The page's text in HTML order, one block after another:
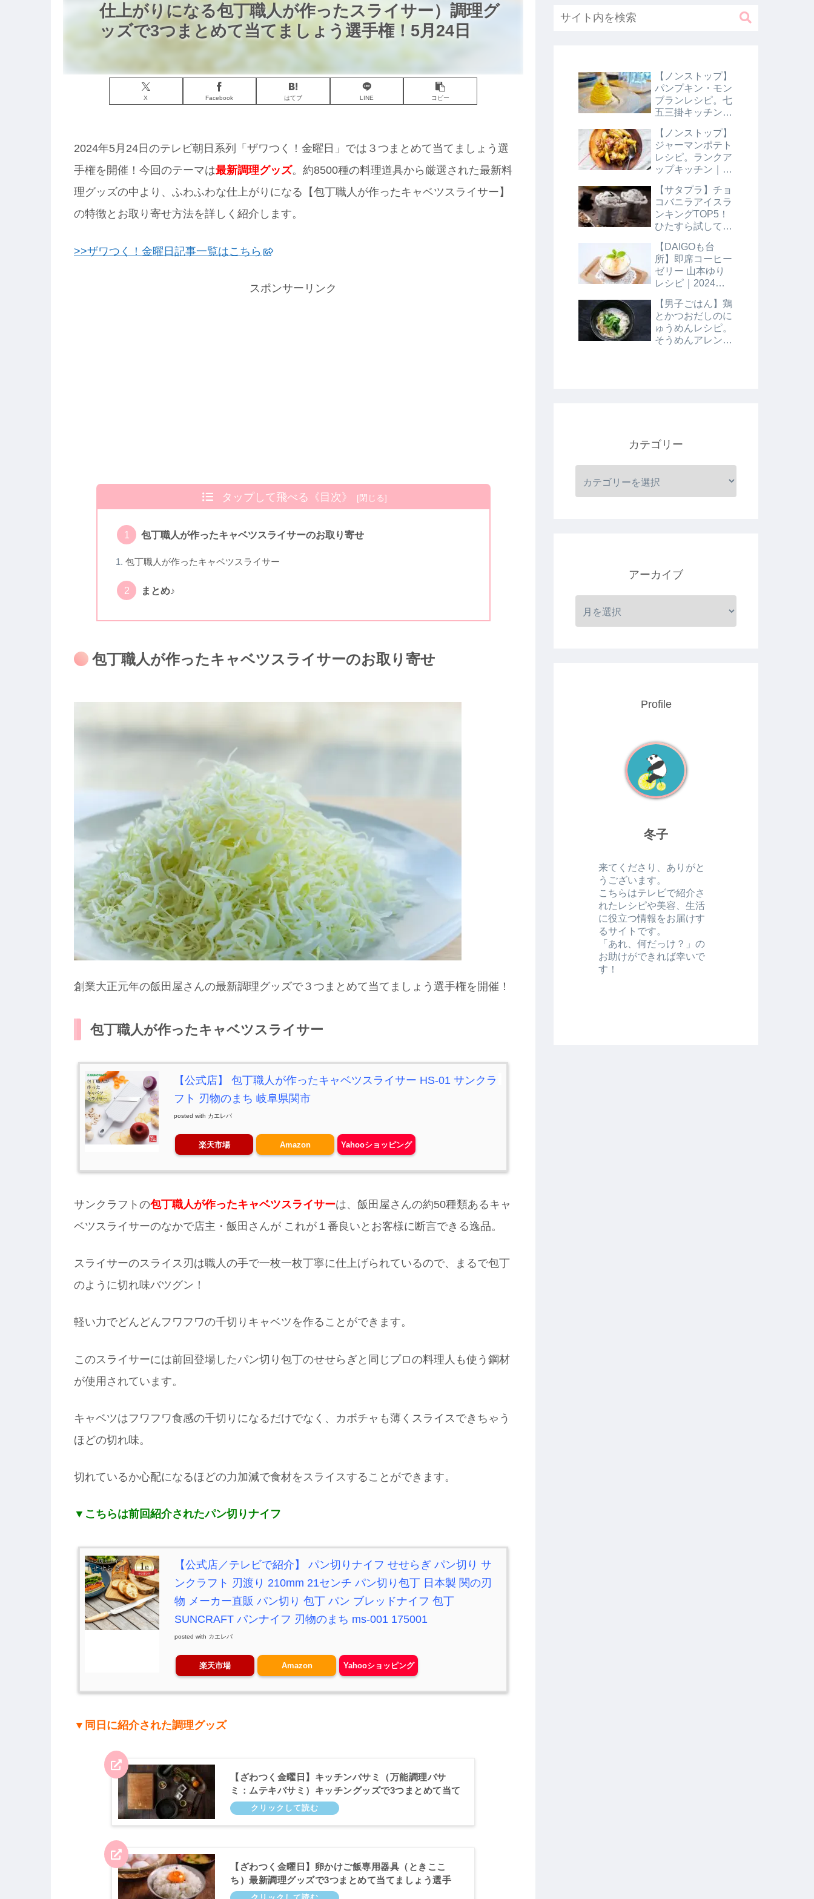
仕上がりになる包丁職人が作ったスライサー）調理グ
ッズで3つまとめて当てましょう選手権！5月24日
X Facebook はてブ LINE コピー
2024年5月24日のテレビ朝日系列「ザワつく！金曜日」では３つまとめて当てましょう選
手権を開催！今回のテーマは最新調理グッズ。約8500種の料理道具から厳選された最新料
理グッズの中より、ふわふわな仕上がりになる【包丁職人が作ったキャベツスライサー】
の特徴とお取り寄せ方法を詳しく紹介します。
>>ザワつく！金曜日記事一覧はこちら
スポンサーリンク
タップして飛べる《目次》
包丁職人が作ったキャベツスライサーのお取り寄せ
包丁職人が作ったキャベツスライサー
まとめ♪
包丁職人が作ったキャベツスライサーのお取り寄せ
創業大正元年の飯田屋さんの最新調理グッズで３つまとめて当てましょう選手権を開催！
包丁職人が作ったキャベツスライサー
【公式店】 包丁職人が作ったキャベツスライサー HS-01 サンクラ
フト 刃物のまち 岐阜県関市
posted with カエレバ
楽天市場 Amazon Yahooショッピング
サンクラフトの包丁職人が作ったキャベツスライサーは、飯田屋さんの約50種類あるキャ
ベツスライサーのなかで店主・飯田さんが これが１番良いとお客様に断言できる逸品。
スライサーのスライス刃は職人の手で一枚一枚丁寧に仕上げられているので、まるで包丁
のように切れ味バツグン！
軽い力でどんどんフワフワの千切りキャベツを作ることができます。
このスライサーには前回登場したパン切り包丁のせせらぎと同じプロの料理人も使う鋼材
が使用されています。
キャベツはフワフワ食感の千切りになるだけでなく、カボチャも薄くスライスできちゃう
ほどの切れ味。
切れているか心配になるほどの力加減で食材をスライスすることができます。
▼こちらは前回紹介されたパン切りナイフ
【公式店／テレビで紹介】 パン切りナイフ せせらぎ パン切り サ
ンクラフト 刃渡り 210mm 21センチ パン切り包丁 日本製 関の刃
物 メーカー直販 パン切り 包丁 パン ブレッドナイフ 包丁
SUNCRAFT パンナイフ 刃物のまち ms-001 175001
posted with カエレバ
楽天市場 Amazon Yahooショッピング
▼同日に紹介された調理グッズ
【ざわつく金曜日】キッチンバサミ（万能調理バサ
ミ：ムテキバサミ）キッチングッズで3つまとめて当て
ましょう選手権！5月24日
【ざわつく金曜日】卵かけご飯専用器具（ときここ
ち）最新調理グッズで3つまとめて当てましょう選手
権！5月24日
【ノンストップ】
パンプキン・モン
ブランレシピ。七
五三掛キッチン｜
【ノンストップ】
ジャーマンポテト
レシピ。ランクア
ップキッチン｜10
【サタプラ】チョ
コバニラアイスラ
ンキングTOP5！
ひたすら試してラ
日【サタデープラ
ス】
【DAIGOも台
所】即席コーヒー
ゼリー 山本ゆり
レシピ｜2024年8
【男子ごはん】鶏
とかつおだしのに
ゅうめんレシピ。
そうめんアレンジ
カテゴリー
アーカイブ
Profile
冬子
来てくださり、ありがと
うございます。
こちらはテレビで紹介さ
れたレシピや美容、生活
に役立つ情報をお届けす
るサイトです。
「あれ、何だっけ？」の
お助けができれば幸いで
す！